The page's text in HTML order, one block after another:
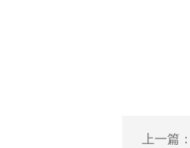
上一篇